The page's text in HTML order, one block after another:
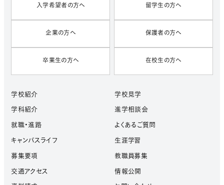
入学希望者の方へ 留学生の方へ
企業の方へ 保護者の方へ
卒業生の方へ 在校生の方へ
学校紹介
学科紹介
就職・進路
キャンパスライフ
募集要項
交通アクセス
学校見学
進学相談会
よくあるご質問
生涯学習
教職員募集
情報公開